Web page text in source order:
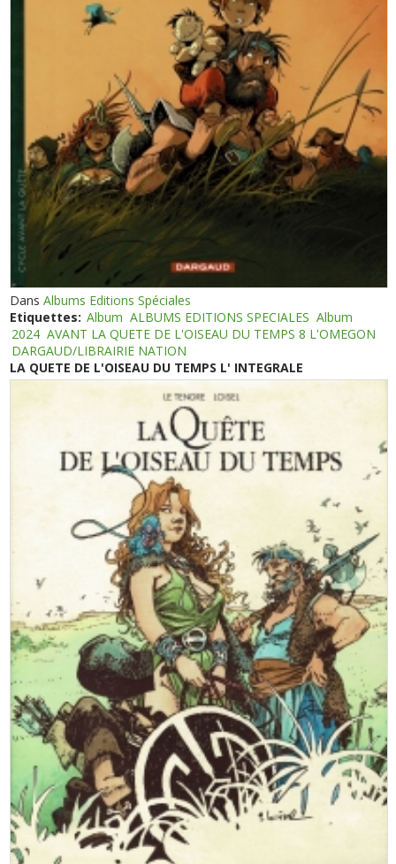
DansAlbums Editions Spéciales
Etiquettes: Album ALBUMS EDITIONS SPECIALES Album
2024 AVANT LA QUETE DE L'OISEAU DU TEMPS 8 L'OMEGON
DARGAUD/LIBRAIRIE NATION
LA QUETE DE L'OISEAU DU TEMPS L' INTEGRALE